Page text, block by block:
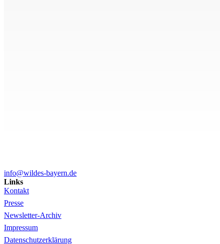
info@wildes-bayern.de
Links
Kontakt
Presse
Newsletter-Archiv
Impressum
Datenschutzerklärung